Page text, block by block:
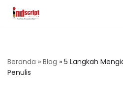
Beranda » Blog » 5 Langkah
Penulis